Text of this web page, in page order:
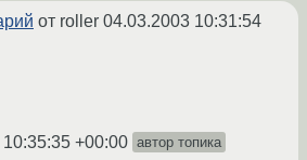
от roller 04.03.2003 10:31:54
+00:00 автор топика